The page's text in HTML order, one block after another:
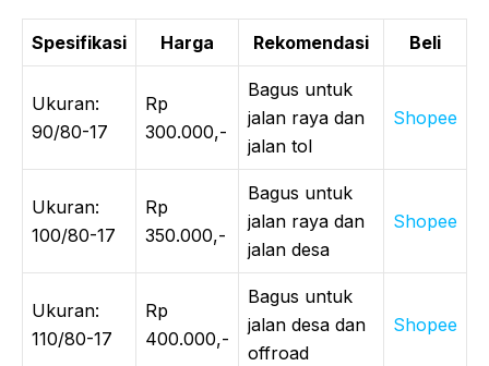
Spesifikasi Harga Rekomendasi Beli
Ukuran:
90/80-17
Rp
300.000,-
Bagus untuk
jalan raya dan
jalan tol
Shopee
Ukuran:
100/80-17
Rp
350.000,-
Bagus untuk
jalan raya dan
jalan desa
Shopee
Ukuran:
110/80-17
Rp
400.000,-
Bagus untuk
jalan desa dan
offroad
Shopee